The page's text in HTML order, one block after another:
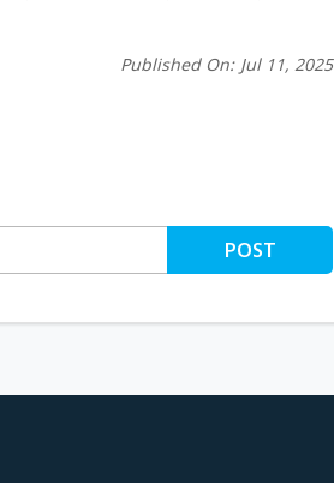
Published On: Jul 11, 2025
POST